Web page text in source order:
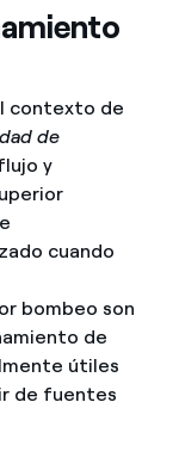
contexto de
de
y
cuando
bombeo son
de
útiles
de fuentes